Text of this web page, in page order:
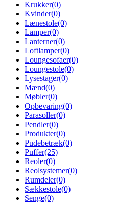
Krukker(0)
Kvinder(0)
Lænestole(0)
Lamper(0)
Lanterner(0)
Loftlamper(0)
Loungesofaer(0)
Loungestole(0)
Lysestager(0)
Mænd(0)
Møbler(0)
Opbevaring(0)
Parasoller(0)
Pendler(0)
Produkter(0)
Pudebetræk(0)
Puffer(25)
Reoler(0)
Reolsystemer(0)
Rumdeler(0)
Sækkestole(0)
Senge(0)